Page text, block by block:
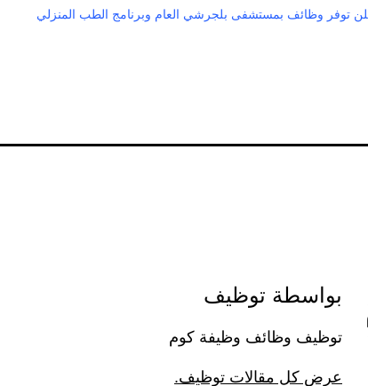
توفر وظائف بمستشفى بلجرشي العام وبرنامج الطب المنزلي
بواسطة توظيف
توظيف وظائف وظيفة كوم
عرض كل مقالات توظيف.